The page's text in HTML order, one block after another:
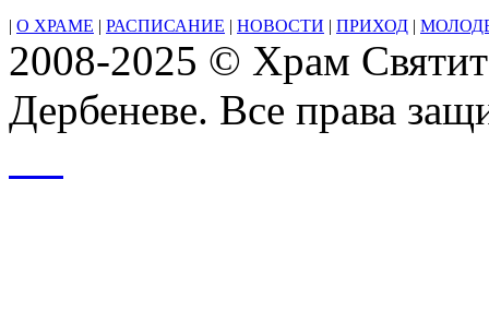
О ХРАМЕ РАСПИСАНИЕ НОВОСТИ ПРИХОД
2008-2025 © Храм
Дербеневе. Все права